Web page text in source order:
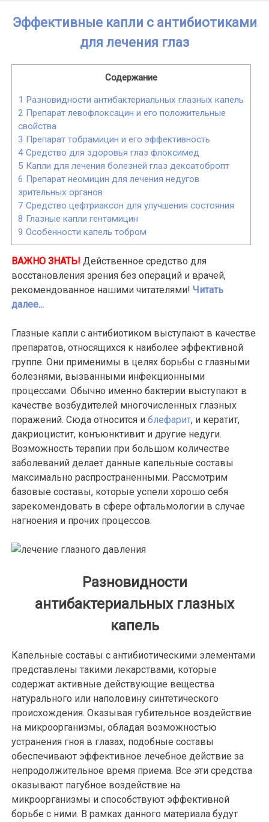
Эффективные капли с антибиотиками
для лечения глаз
Содержание
1
Разновидности антибактериальных глазных капель
2 Препарат левофлоксацин и его положительные
свойства
3 Препарат тобрамицин и его эффективность
4 Средство для здоровья глаз флоксимед
5 Капли для лечения болезней глаз дексатобропт
6 Препарат неомицин для лечения недугов
зрительных органов
7 Средство цефтриаксон для улучшения состояния
8 Глазные капли гентамицин
9 Особенности капель тобром
ВАЖНО ЗНАТЬ! Действенное средство для
восстановления зрения без операций и врачей,
рекомендованное нашими читателями!Читать
далее...
Глазные капли с антибиотиком выступают в качестве
препаратов, относящихся к наиболее эффективной
группе. Они применимы в целях борьбы с глазными
болезнями, вызванными инфекционными
процессами. Обычно именно бактерии выступают в
качестве возбудителей многочисленных глазных
поражений. Сюда относится иблефарит, и кератит,
дакриоцистит, конъюнктивит и другие недуги.
Возможность терапии при большом количестве
заболеваний делает данные капельные составы
максимально распространенными. Рассмотрим
базовые составы, которые успели хорошо себя
зарекомендовать в сфере офтальмологии в случае
нагноения и прочих процессов.
Разновидности
антибактериальных глазных
капель
Капельные составы с антибиотическими элементами
представлены такими лекарствами, которые
содержат активные действующие вещества
натурального или наполовину синтетического
происхождения. Оказывая губительное воздействие
на микроорганизмы, обладая возможностью
устранения гноя в глазах, подобные составы
обеспечивают эффективное лечебное действие за
непродолжительное время приема. Все эти средства
оказывают пагубное воздействие на
микроорганизмы и способствуют эффективной
борьбе с ними. В рамках данного материала будут